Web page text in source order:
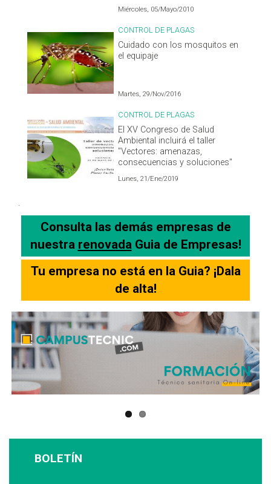
Miércoles, 05/Mayo/2010
CONTROL DE PLAGAS
Cuidado con los mosquitos en
el equipaje
Martes, 29/Nov/2016
CONTROL DE PLAGAS
El XV Congreso de Salud
Ambiental incluirá el taller
"Vectores: amenazas,
consecuencias y soluciones"
Lunes, 21/Ene/2019
.
Consulta las demás empresas de
nuestra renovadaGuia de Empresas!
Tu empresa no está en la Guia? ¡Dala
de alta!
BOLETÍN